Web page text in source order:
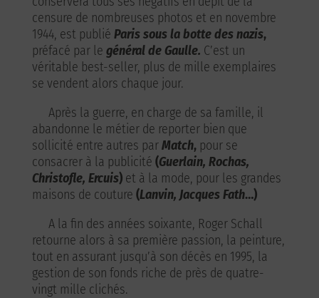
censure de nombreuses photos et en novembre
1944, est publié Paris sous la botte des nazis,
préfacé par le général de Gaulle. C’est un
véritable best-seller, plus de mille exemplaires
se vendent alors chaque jour.
Après la guerre, en charge de sa famille, il
abandonne le métier de reporter bien que
sollicité entre autres parMatch,pour se
consacrer à la publicité (Guerlain, Rochas,
Christofle, Ercuis)et à la mode, pour les grandes
maisons de couture (Lanvin, Jacques Fath…)
A la fin des années soixante, Roger Schall
retourne alors à sa première passion, la peinture,
tout en assurant jusqu’à son décès en 1995, la
gestion de son fonds riche de près de quatre-
vingt mille clichés.